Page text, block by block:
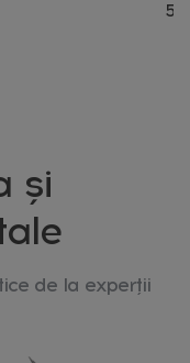
și
de la experții